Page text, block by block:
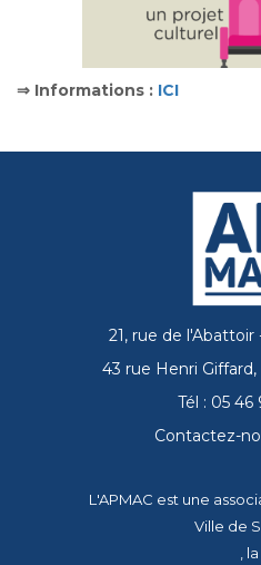
⇒ Informations : ICI
21, rue de l'Abattoir
43 rue Henri
Tél : 05 46
Contactez-
L'APMAC est une
Ville de
, la